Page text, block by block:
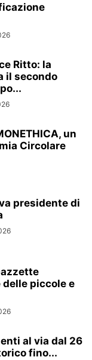
Ritto: la
il secondo
un
Circolare
presidente di
piccole e
al via dal 26
fino...